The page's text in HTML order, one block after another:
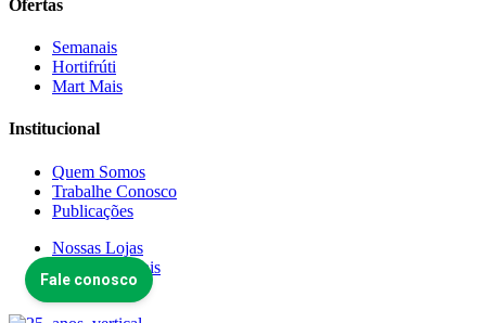
Ofertas
Semanais
Hortifrúti
Mart Mais
Institucional
Quem Somos
Trabalhe Conosco
Publicações
Nossas Lojas
Projetos Sociais
Blog